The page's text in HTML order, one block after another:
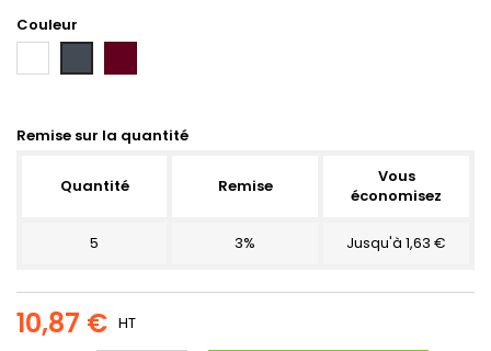
Couleur
Remise sur la quantité
Quantité Remise
Vous
économisez
5 3% Jusqu'à 1,63 €
10,87 € HT